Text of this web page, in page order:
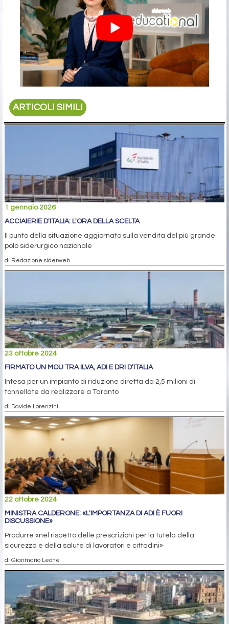
ARTICOLI SIMILI
1 gennaio 2026
ACCIAIERIE D'ITALIA: L'ORA DELLA SCELTA
Il punto della situazione aggiornato sulla vendita del più grande
polo siderurgico nazionale
di Redazione siderweb
23 ottobre 2024
FIRMATO UN MOU TRA ILVA, ADI E DRI D’ITALIA
Intesa per un impianto di riduzione diretta da 2,5 milioni di
tonnellate da realizzare a Taranto
di Davide Lorenzini
22 ottobre 2024
MINISTRA CALDERONE: «L'IMPORTANZA DI ADI È FUORI
DISCUSSIONE»
Produrre «nel rispetto delle prescrizioni per la tutela della
sicurezza e della salute di lavoratori e cittadini»
di Gianmario Leone